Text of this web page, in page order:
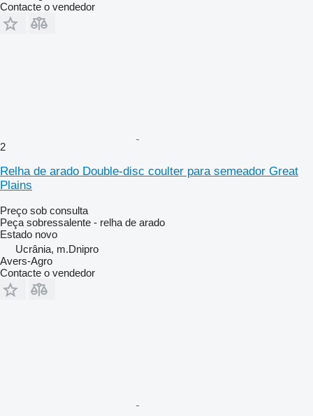
Contacte o vendedor
2
Relha de arado Double-disc coulter para semeador Great
Plains
Preço sob consulta
Peça sobressalente - relha de arado
Estado novo
Ucrânia, m.Dnipro
Avers-Agro
Contacte o vendedor